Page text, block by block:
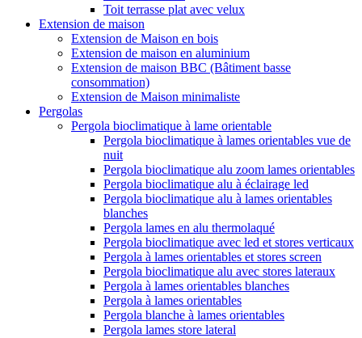
Toit terrasse plat avec velux
Extension de maison
Extension de Maison en bois
Extension de maison en aluminium
Extension de maison BBC (Bâtiment basse
consommation)
Extension de Maison minimaliste
Pergolas
Pergola bioclimatique à lame orientable
Pergola bioclimatique à lames orientables vue de
nuit
Pergola bioclimatique alu zoom lames orientables
Pergola bioclimatique alu à éclairage led
Pergola bioclimatique alu à lames orientables
blanches
Pergola lames en alu thermolaqué
Pergola bioclimatique avec led et stores verticaux
Pergola à lames orientables et stores screen
Pergola bioclimatique alu avec stores lateraux
Pergola à lames orientables blanches
Pergola à lames orientables
Pergola blanche à lames orientables
Pergola lames store lateral